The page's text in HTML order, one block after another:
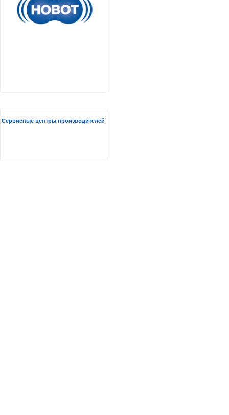
Сервисные центры производителей